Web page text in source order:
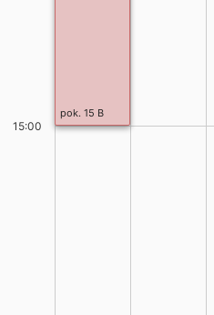
15:00
pok. 15 B